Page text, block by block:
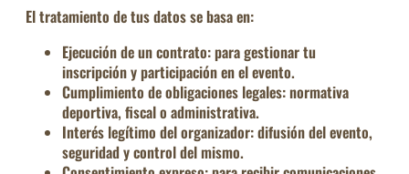
El tratamiento de tus datos se basa en:
Ejecución de un contrato: para gestionar tu
inscripción y participación en el evento.
Cumplimiento de obligaciones legales: normativa
deportiva, fiscal o administrativa.
Interés legítimo del organizador: difusión del evento,
seguridad y control del mismo.